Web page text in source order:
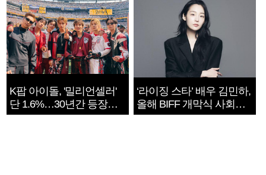
K팝 아이돌, '밀리언셀러'
단 1.6%…30년간 등장
1182개팀 전수조사
‘라이징 스타’ 배우 김민하,
올해 BIFF 개막식 사회자
확정